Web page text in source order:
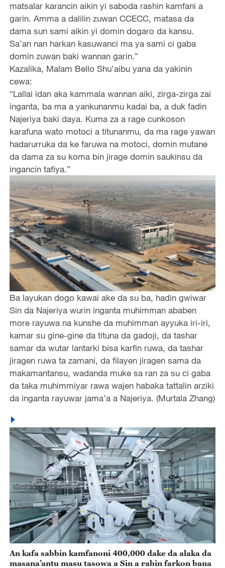
matsalar karancin aikin yi saboda rashin kamfani a
garin. Amma a dalilin zuwan CCECC, matasa da
dama sun sami aikin yi domin dogaro da kansu.
Sa’an nan harkan kasuwanci ma ya sami ci gaba
domin zuwan baki wannan garin.”
Kazalika, Malam Bello Shu’aibu yana da yakinin
cewa:
“Lallai idan aka kammala wannan aiki, zirga-zirga zai
inganta, ba ma a yankunanmu kadai ba, a duk fadin
Najeriya baki daya. Kuma za a rage cunkoson
karafuna wato motoci a titunanmu, da ma rage yawan
hadarurruka da ke faruwa na motoci, domin mutane
da dama za su koma bin jirage domin saukinsu da
ingancin tafiya.”
Ba layukan dogo kawai ake da su ba, hadin gwiwar
Sin da Najeriya wurin inganta muhimman ababen
more rayuwa na kunshe da muhimman ayyuka iri-iri,
kamar su gine-gine da tituna da gadoji, da tashar
samar da wutar lantarki bisa karfin ruwa, da tashar
jiragen ruwa ta zamani, da filayen jiragen sama da
makamantansu, wadanda muke sa ran za su ci gaba
da taka muhimmiyar rawa wajen habaka tattalin arziki
da inganta rayuwar jama’a a Najeriya. (Murtala Zhang)
An kafa sabbin kamfanoni 400,000 dake da alaka da
masana’antu masu tasowa a Sin a rabin farkon bana